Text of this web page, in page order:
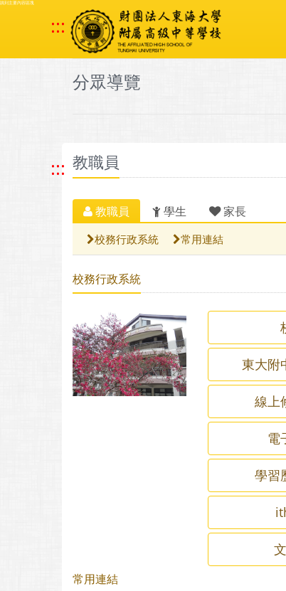
跳到主要內容區塊
:::
分眾導覽
::: 教職員
教職員 學生 家長
校務行政系統 常用連結
校務行政系統
東大附
線上
電
學習
常用連結